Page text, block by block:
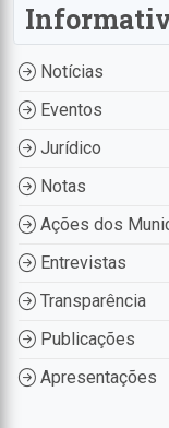
Notícias
Eventos
Jurídico
Notas
Ações dos
Entrevistas
Transparência
Publicações
Apresentações